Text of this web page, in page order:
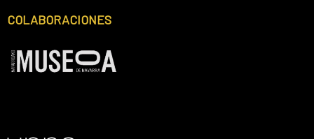
COLABORACIONES